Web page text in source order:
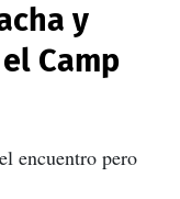
y
Camp
encuentro pero